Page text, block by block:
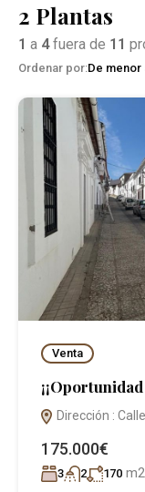
2 Plantas
1 a 4fuera de 11
Ordenar por:De menor
Venta
Dirección :
175.000€
3 2 170 m2